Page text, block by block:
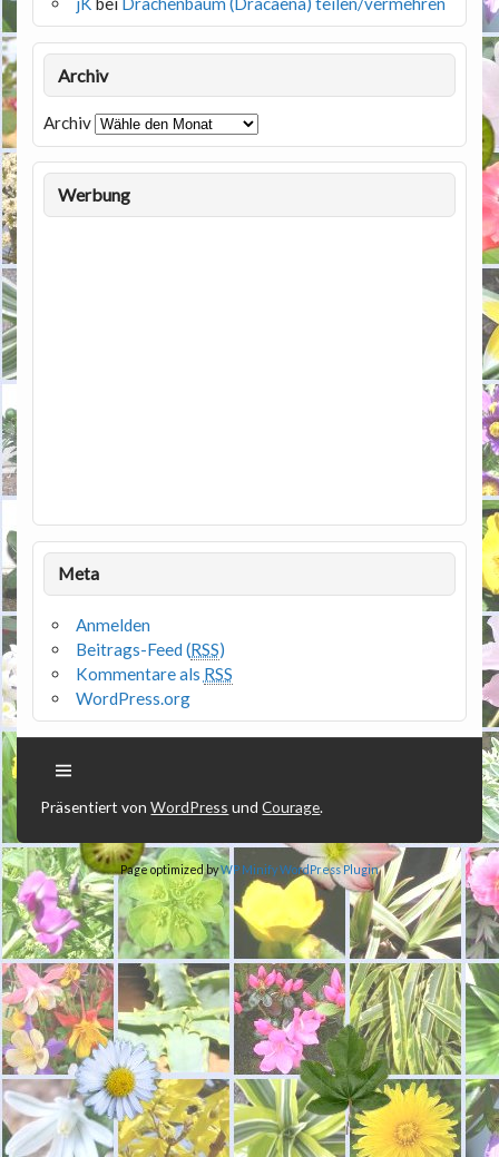
Archiv
Archiv
Werbung
Meta
Anmelden
Beitrags-Feed (RSS)
Kommentare als RSS
WordPress.org
Präsentiert vonWordPress undCourage.
Page optimized byWP MinifyWordPress Plugin